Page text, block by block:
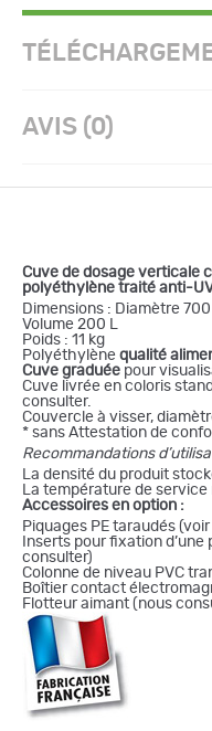
AVIS (0)
Cuve de dosage verticale
polyéthylène traité anti-
Dimensions : Diamètre
Volume 200 L
Poids : 11 kg
Polyéthylène qualité
Cuve graduée pour
Cuve livrée en coloris
consulter.
Couvercle à visser,
* sans Attestation de
Recommandations
La densité du produit
La température de
Accessoires en option :
Piquages PE taraudés
Inserts pour fixation
consulter)
Colonne de niveau PVC
Boîtier contact
Flotteur aimant (nous